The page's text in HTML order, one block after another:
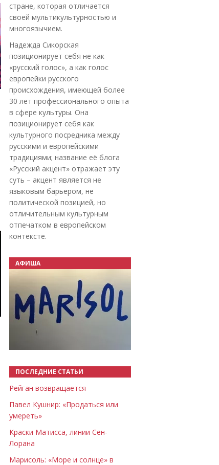
стране, которая отличается
своей мультикультурностью и
многоязычием.
Надежда Сикорская
позиционирует себя не как
«русский голос», а как голос
европейки русского
происхождения, имеющей более
30 лет профессионального опыта
в сфере культуры. Она
позиционирует себя как
культурного посредника между
русскими и европейскими
традициями; название её блога
«Русский акцент» отражает эту
суть – акцент является не
языковым барьером, не
политической позицией, но
отличительным культурным
отпечатком в европейском
контексте.
АФИША
ПОСЛЕДНИЕ СТАТЬИ
Рейган возвращается
Павел Кушнир: «Продаться или
умереть»
Краски Матисса, линии Сен-
Лорана
Марисоль: «Море и солнце» в